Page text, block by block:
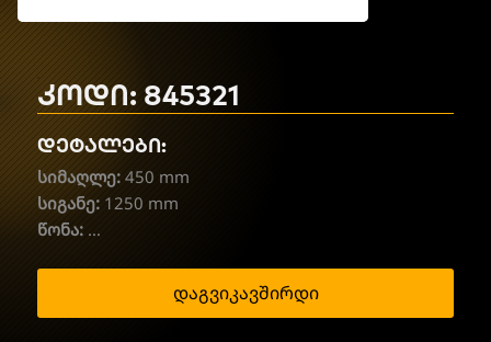
კოდი: 845321
დეტალები:
სიმაღლე: 450 mm
სიგანე: 1250 mm
წონა: ...
დაგვიკავშირდი